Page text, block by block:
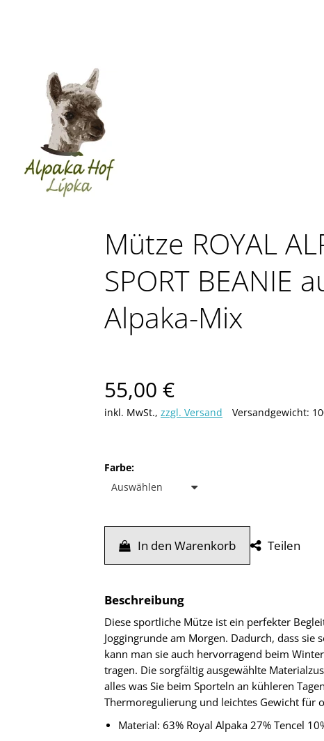
Mütze ROYAL
SPORT BEANIE
Alpaka-Mix
Verkaufspreis: 55,00 €
55,00 €
inkl. MwSt., zzgl. Versand Versandgewicht:
Farbe:
In den Warenkorb Teilen
Beschreibung
Diese sportliche Mütze ist ein perfekter
Joggingrunde am Morgen. Dadurch, dass sie
kann man sie auch hervorragend beim
tragen. Die sorgfältig ausgewählte
alles was Sie beim Sporteln an kühleren
Thermoregulierung und leichtes Gewicht für
Material: 63% Royal Alpaka 27% Tencel